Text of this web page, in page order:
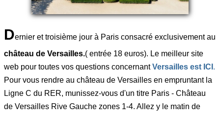
Dernier et troisième jour à Paris consacré exclusivement au
château de Versailles.( entrée 18 euros). Le meilleur site
web pour toutes vos questions concernantVersailles est ICI .
Pour vous rendre au château de Versailles en empruntant la
Ligne C du RER, munissez-vous d'un titre Paris - Château
de Versailles Rive Gauche zones 1-4. Allez y le matin de